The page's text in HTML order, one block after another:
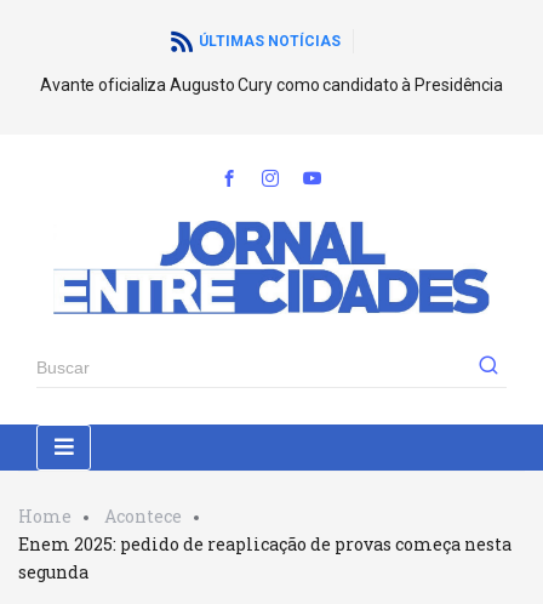
ÚLTIMAS NOTÍCIAS
Avante oficializa Augusto Cury como candidato à Presidência
Home
Acontece
Enem 2025: pedido de reaplicação de provas começa nesta
segunda